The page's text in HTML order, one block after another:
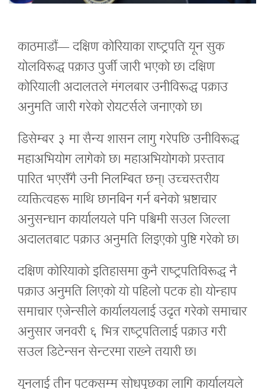
काठमाडौं— दक्षिण कोरियाका राष्ट्रपति यून सुक
योलविरूद्ध पक्राउ पुर्जी जारी भएको छ। दक्षिण
कोरियाली अदालतले मंगलबार उनीविरूद्ध पक्राउ
अनुमति जारी गरेको रोयटर्सले जनाएको छ।
डिसेम्बर ३ मा सैन्य शासन लागु गरेपछि उनीविरूद्ध
महाअभियोग लागेको छ। महाअभियोगको प्रस्ताव
पारित भएसँगै उनी निलम्बित छन्। उच्चस्तरीय
व्यक्तित्वहरू माथि छानबिन गर्न बनेको भ्रष्टाचार
अनुसन्धान कार्यालयले पनि पश्चिमी सउल जिल्ला
अदालतबाट पक्राउ अनुमति लिइएको पुष्टि गरेको छ।
दक्षिण कोरियाको इतिहासमा कुनै राष्ट्रपतिविरूद्ध नै
पक्राउ अनुमति लिएको यो पहिलो पटक हो। योन्हाप
समाचार एजेन्सीले कार्यालयलाई उदृत गरेको समाचार
अनुसार जनवरी ६ भित्र राष्ट्रपतिलाई पक्राउ गरी
सउल डिटेन्सन सेन्टरमा राख्ने तयारी छ।
युनलाई तीन पटकसम्म सोधपुछका लागि कार्यालयले